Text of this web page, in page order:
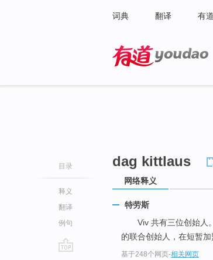
词典 翻译 有
目录
释义
翻译
例句
dag kittlaus
网络释义
特劳斯
Viv 共有三位创始人
的联合创始人，在短暂加
基于248个网页-相关网页